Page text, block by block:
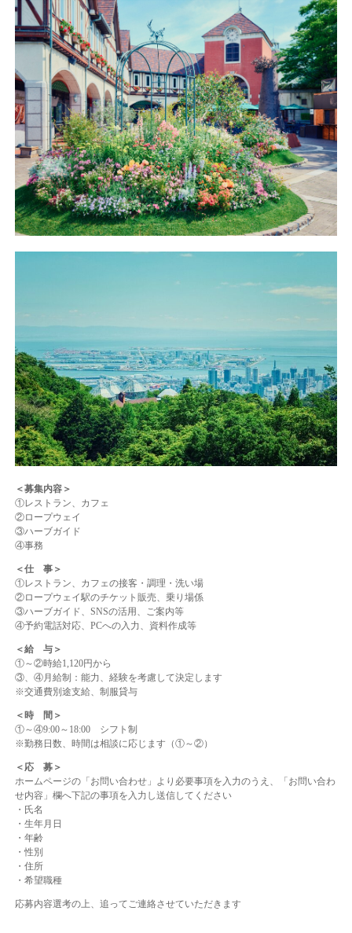
＜募集内容＞
①レストラン、カフェ
②ロープウェイ
③ハーブガイド
④事務
＜仕 事＞
①レストラン、カフェの接客・調理・洗い場
②ロープウェイ駅のチケット販売、乗り場係
③ハーブガイド、SNSの活用、ご案内等
④予約電話対応、PCへの入力、資料作成等
＜給 与＞
①～②時給1,120円から
③、④月給制：能力、経験を考慮して決定します
※交通費別途支給、制服貸与
＜時 間＞
①～④9:00～18:00 シフト制
※勤務日数、時間は相談に応じます（①～②）
＜応 募＞
ホームページの「お問い合わせ」より必要事項を入力のうえ、「お問い合わ
せ内容」欄へ下記の事項を入力し送信してください
・氏名
・生年月日
・年齢
・性別
・住所
・希望職種
応募内容選考の上、追ってご連絡させていただきます